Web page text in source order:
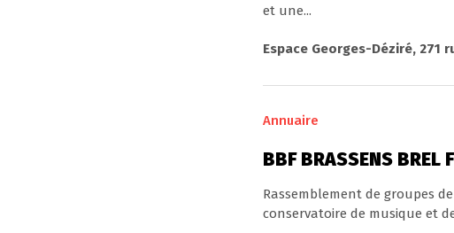
et une...
Espace Georges-Déziré, 271
Annuaire
BBF BRASSENS BREL
Rassemblement de groupes
conservatoire de musique et